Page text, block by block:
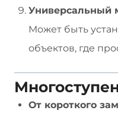
Универсальный
Может быть
объектов, где
От короткого